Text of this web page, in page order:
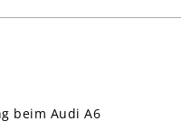
beim Audi A6